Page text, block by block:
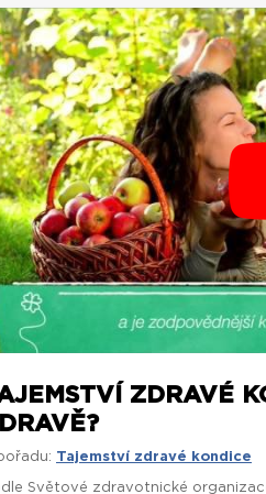
ZDRAVÉ
Tajemství zdravé kondice
Světové zdravotnické